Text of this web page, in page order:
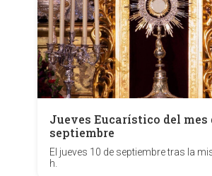
Jueves Eucarístico del mes
septiembre
El jueves 10 de septiembre tras la
h.